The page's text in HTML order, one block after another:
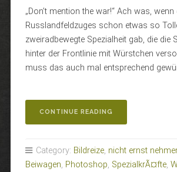
„Don’t mention the war!“ Ach was,
Russlandfeldzuges schon etwas so
zweiradbewegte Spezialheit gab, die die
hinter der Frontlinie mit Würstchen
muss das auch mal entsprechend
CONTINUE READING
1942:
WURSTEINHEIT“
Category: Bildreize, nicht ernst
Beiwagen, Photoshop, SpezialkrÃ¤fte,